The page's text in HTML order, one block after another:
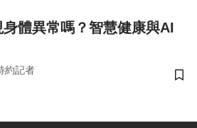
體異常嗎？智慧健康與AI
約記者
儲